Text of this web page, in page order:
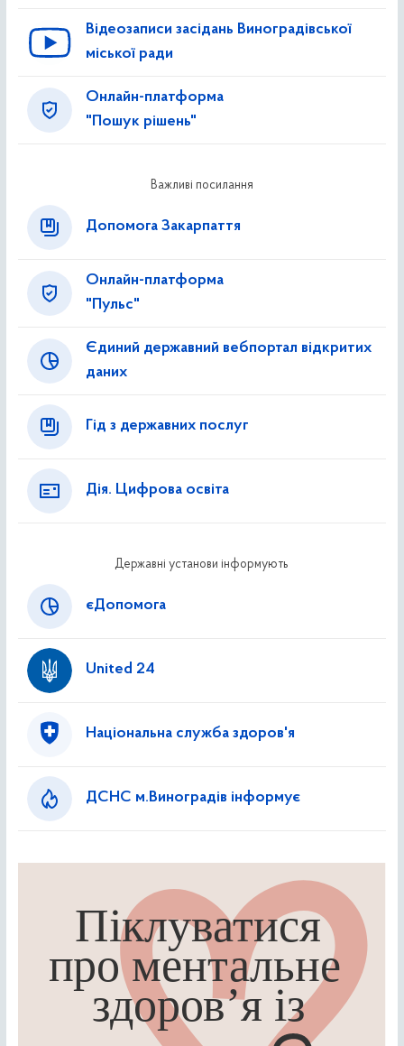
Відеозаписи засідань Виноградівської
міської ради
Онлайн-платформа
"Пошук рішень"
Важливі посилання
Допомога Закарпаття
Онлайн-платформа
"Пульс"
Єдиний державний вебпортал відкритих
даних
Гід з державних послуг
Дія. Цифрова освіта
Державні установи інформують
єДопомога
United 24
Національна служба здоров'я
ДСНС м.Виноградів інформує